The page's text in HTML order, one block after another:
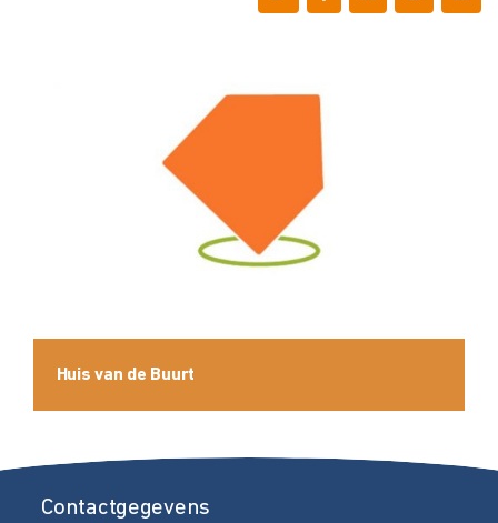
Huis van de Buurt
Contactgegevens